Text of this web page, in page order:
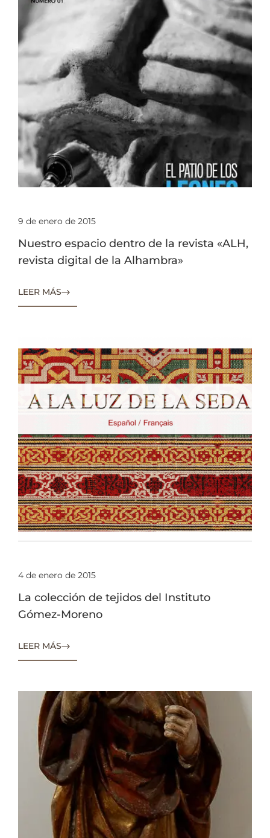
9 de enero de 2015
Nuestro espacio dentro de la revista «ALH,
revista digital de la Alhambra»
LEER MÁS
4 de enero de 2015
La colección de tejidos del Instituto
Gómez-Moreno
LEER MÁS